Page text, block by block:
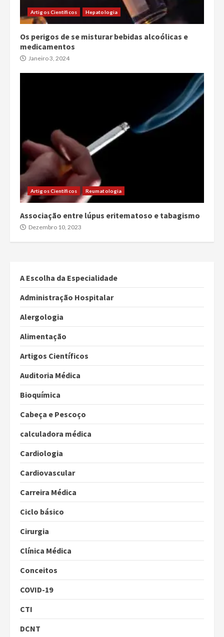
Artigos Científicos Hepatologia
Os perigos de se misturar bebidas alcoólicas e
medicamentos
Janeiro 3, 2024
Artigos Científicos Reumatologia
Associação entre lúpus eritematoso e tabagismo
Dezembro 10, 2023
A Escolha da Especialidade
Administração Hospitalar
Alergologia
Alimentação
Artigos Científicos
Auditoria Médica
Bioquímica
Cabeça e Pescoço
calculadora médica
Cardiologia
Cardiovascular
Carreira Médica
Ciclo básico
Cirurgia
Clínica Médica
Conceitos
COVID-19
CTI
DCNT